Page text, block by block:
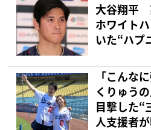
大谷翔平
ホワイト
いた“ハプ
「こんな
くりゅう
目撃した“
人支援者